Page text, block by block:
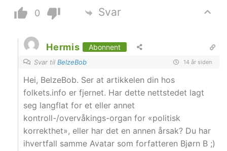
0 Svar
Hermis Abonnent
Svar tilBelzeBob 14 år siden
Hei, BelzeBob. Ser at artikkelen din hos
folkets.info er fjernet. Har dette nettstedet lagt
seg langflat for et eller annet
kontroll-/overvåkings-organ for «politisk
korrekthet», eller har det en annen årsak? Du har
ihvertfall samme Avatar som forfatteren Bjørn B ;)